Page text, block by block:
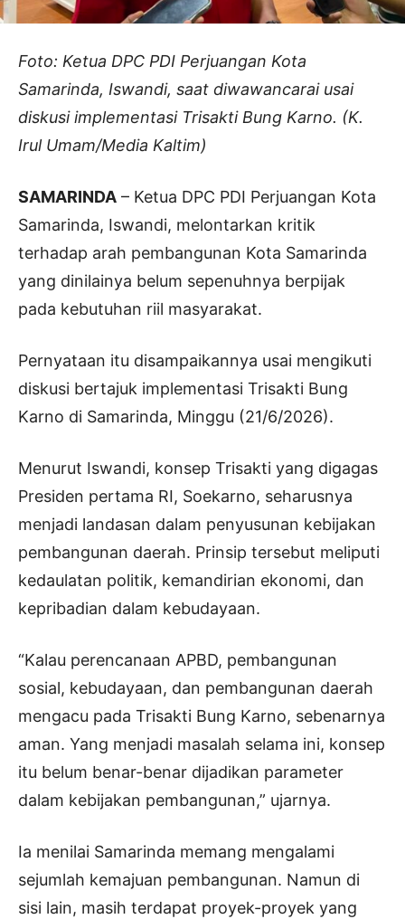
Foto: Ketua DPC PDI Perjuangan Kota
Samarinda, Iswandi, saat diwawancarai usai
diskusi implementasi Trisakti Bung Karno. (K.
Irul Umam/Media Kaltim)
SAMARINDA – Ketua DPC PDI Perjuangan Kota
Samarinda, Iswandi, melontarkan kritik
terhadap arah pembangunan Kota Samarinda
yang dinilainya belum sepenuhnya berpijak
pada kebutuhan riil masyarakat.
Pernyataan itu disampaikannya usai mengikuti
diskusi bertajuk implementasi Trisakti Bung
Karno di Samarinda, Minggu (21/6/2026).
Menurut Iswandi, konsep Trisakti yang digagas
Presiden pertama RI, Soekarno, seharusnya
menjadi landasan dalam penyusunan kebijakan
pembangunan daerah. Prinsip tersebut meliputi
kedaulatan politik, kemandirian ekonomi, dan
kepribadian dalam kebudayaan.
“Kalau perencanaan APBD, pembangunan
sosial, kebudayaan, dan pembangunan daerah
mengacu pada Trisakti Bung Karno, sebenarnya
aman. Yang menjadi masalah selama ini, konsep
itu belum benar-benar dijadikan parameter
dalam kebijakan pembangunan,” ujarnya.
Ia menilai Samarinda memang mengalami
sejumlah kemajuan pembangunan. Namun di
sisi lain, masih terdapat proyek-proyek yang